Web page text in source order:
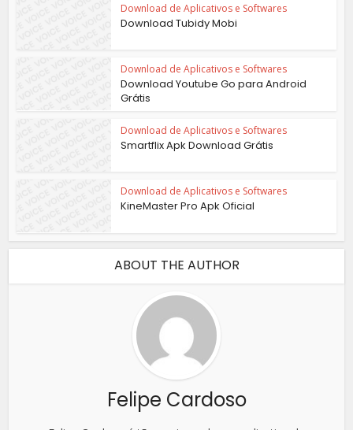
Download de Aplicativos e Softwares
Download Tubidy Mobi
Download de Aplicativos e Softwares
Download Youtube Go para Android
Grátis
Download de Aplicativos e Softwares
Smartflix Apk Download Grátis
Download de Aplicativos e Softwares
KineMaster Pro Apk Oficial
ABOUT THE AUTHOR
Felipe Cardoso